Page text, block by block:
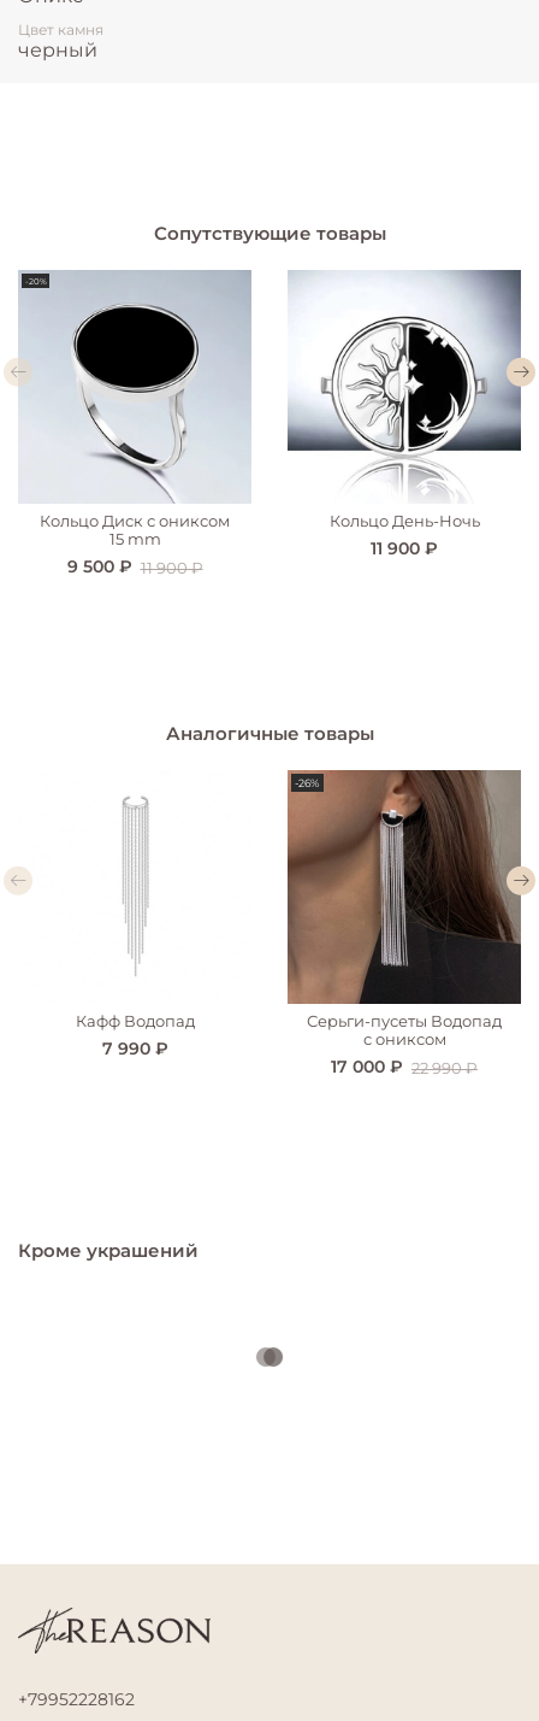
Цвет камня
черный
Сопутствующие товары
-20%
Кольцо Диск с ониксом
15 mm
9 500 ₽ 11 900 ₽
Кольцо День-Ночь
11 900 ₽
Аналогичные товары
Кафф Водопад
7 990 ₽
-26%
Серьги-пусеты Водопад
с ониксом
17 000 ₽ 22 990 ₽
Кроме украшений
+79952228162